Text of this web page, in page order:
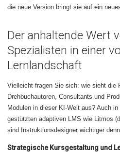
die neue Version bringt sie auf ein
Der anhaltende Wert
Spezialisten in einer
Lernlandschaft
Vielleicht fragen Sie sich: wie sieht die
Drehbuchautoren, Consultants und
Modulen in dieser KI-Welt aus? Auch
gestützten adaptiven LMS wie Litmos
sind Instruktionsdesigner wichtiger
Strategische Kursgestaltung und